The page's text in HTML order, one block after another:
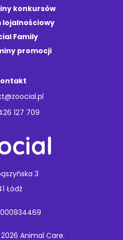
konkursów
lojalnościowy
Family
promocji
127 709
3
Łódź
Animal Care.